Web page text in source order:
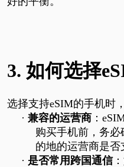
3. 如何选择
选择支持eSIM的手机时
· 兼容的运营商：
购买手机前，务必
的地的运营商是否
· 是否常用跨国通信